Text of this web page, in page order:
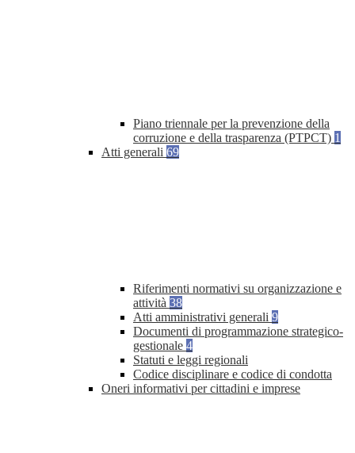
Piano triennale per la prevenzione della
corruzione e della trasparenza (PTPCT) 1
Atti generali 69
Riferimenti normativi su organizzazione e
attività 38
Atti amministrativi generali 9
Documenti di programmazione strategico-
gestionale 4
Statuti e leggi regionali
Codice disciplinare e codice di condotta
Oneri informativi per cittadini e imprese